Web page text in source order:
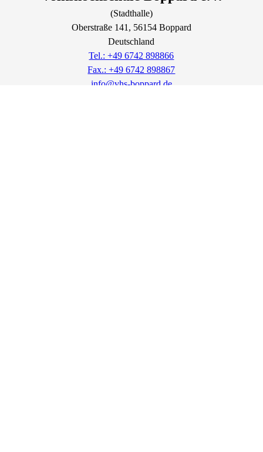
(Stadthalle)
Oberstraße141 , 56154 Boppard
Deutschland
Tel.: +49 6742 898866
Fax.: +49 6742 898867
info@vhs-boppard.de